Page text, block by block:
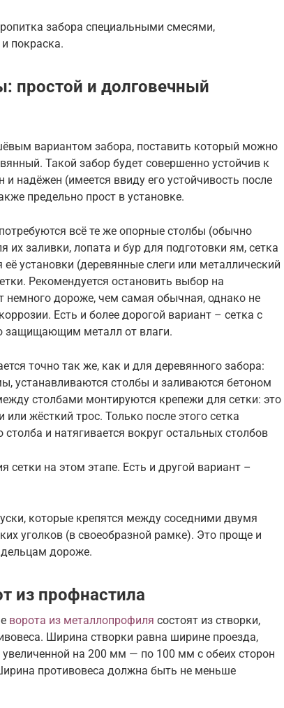
забора специальными смесями,
покраска.
простой и долговечный
вариантом забора, поставить который можно
Такой забор будет совершенно устойчив к
надёжен (имеется ввиду его устойчивость после
предельно прост в установке.
всё те же опорные столбы (обычно
их заливки, лопата и бур для подготовки ям, сетка
установки (деревянные слеги или металлический
Рекомендуется остановить выбор на
немного дороже, чем самая обычная, однако не
Есть и более дорогой вариант – сетка с
защищающим металл от влаги.
точно так же, как и для деревянного забора:
устанавливаются столбы и заливаются бетоном
столбами монтируются крепежи для сетки: это
жёсткий трос. Только после этого сетка
столба и натягивается вокруг остальных столбов
сетки на этом этапе. Есть и другой вариант –
которые крепятся между соседними двумя
уголков (в своеобразной рамке). Это проще и
дороже.
из профнастила
ворота из металлопрофиля состоят из створки,
Ширина створки равна ширине проезда,
увеличенной на 200 мм — по 100 мм с обеих сторон
противовеса должна быть не меньше